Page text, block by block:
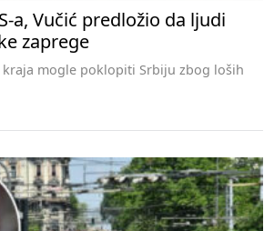
a, Vučić predložio da ljudi
zaprege
mogle poklopiti Srbiju zbog loših